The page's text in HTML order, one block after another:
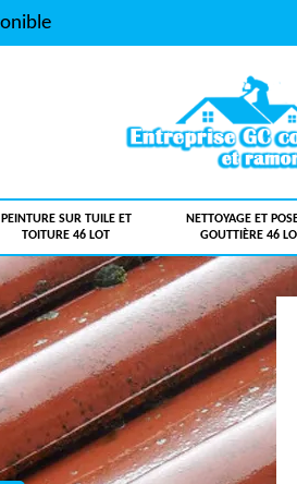
PEINTURE SUR TUILE ET
TOITURE 46 LOT
NETTOYAGE ET
GOUTTIÈRE 46